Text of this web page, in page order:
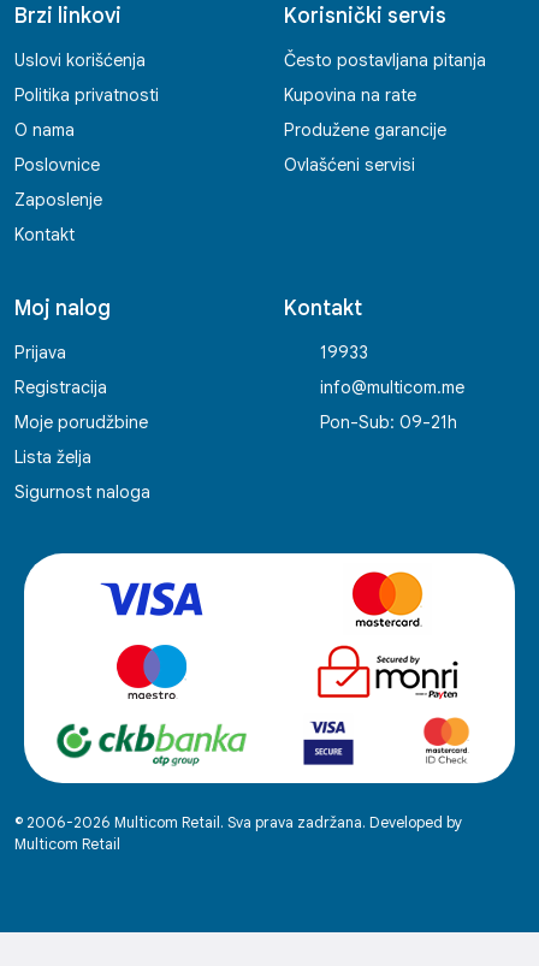
Brzi linkovi
Uslovi korišćenja
Politika privatnosti
O nama
Poslovnice
Zaposlenje
Kontakt
Korisnički servis
Često postavljana pitanja
Kupovina na rate
Produžene garancije
Ovlašćeni servisi
Moj nalog
Prijava
Registracija
Moje porudžbine
Lista želja
Sigurnost naloga
Kontakt
19933
info@multicom.me
Pon-Sub: 09-21h
© 2006-2026 Multicom Retail. Sva prava zadržana. Developed by
Multicom Retail